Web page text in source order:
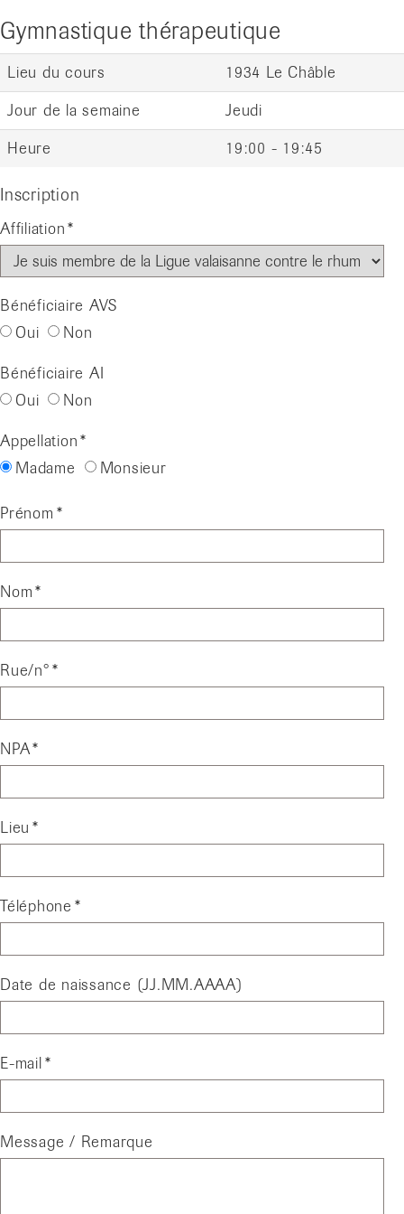
Gymnastique thérapeutique
Lieu du cours
1934 Le Châble
Jour de la semaine
Jeudi
Heure
19:00 - 19:45
Inscription
Affiliation
Bénéficiaire AVS
Oui
Non
Bénéficiaire AI
Oui
Non
Appellation
Madame
Monsieur
Prénom
Nom
Rue/n°
NPA
Lieu
Téléphone
Date de naissance (JJ.MM.AAAA)
E-mail
Message / Remarque